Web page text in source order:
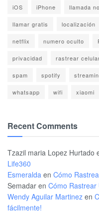
iOS iPhone llamada
llamar gratis localización
netflix numero oculto
privacidad rastrear
spam spotify
whatsapp wifi xiaomi
Recent Comments
Tzazil maria Lopez Hurtado
Life360
Esmeralda en Cómo
Semadar en Cómo
Wendy Aguilar Martinez en
fácilmente!